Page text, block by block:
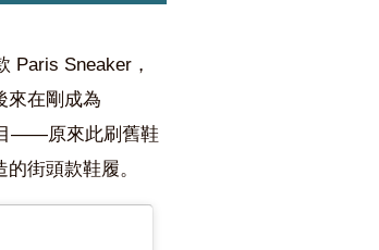
Paris Sneaker，
來在剛成為
——原來此刷舊鞋
街頭款鞋履。